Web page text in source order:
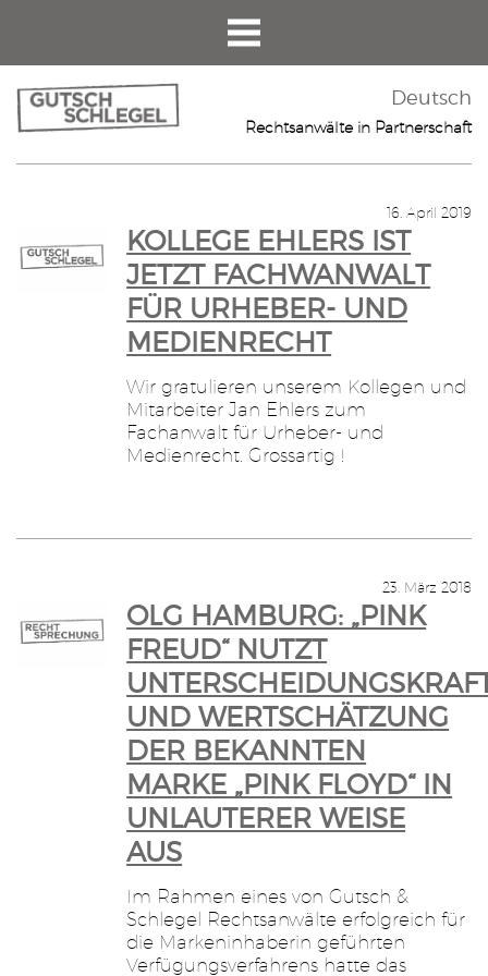
Deutsch
Rechtsanwälte in Partnerschaft
16. April 2019
KOLLEGE EHLERS IST
JETZT FACHWANWALT
FÜR URHEBER- UND
MEDIENRECHT
Wir gratulieren unserem Kollegen und
Mitarbeiter Jan Ehlers zum
Fachanwalt für Urheber- und
Medienrecht. Grossartig !
23. März 2018
OLG HAMBURG: „PINK
FREUD“ NUTZT
UND WERTSCHÄTZUNG
DER BEKANNTEN
MARKE „PINK FLOYD“ IN
UNLAUTERER WEISE
AUS
Im Rahmen eines von Gutsch &
Schlegel Rechtsanwälte erfolgreich für
die Markeninhaberin geführten
Verfügungsverfahrens hatte das